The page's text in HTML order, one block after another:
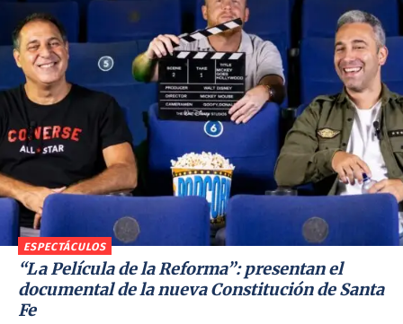
ESPECTÁCULOS
“La Película de la Reforma”: presentan el
documental de la nueva Constitución de Santa
Fe